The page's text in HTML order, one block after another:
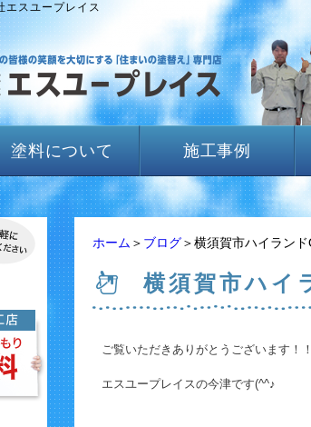
エスユープレイス
塗料について 施工事例
ホーム ＞ ブログ＞横須賀市ハイラン
横須賀市ハイ
ご覧いただきありがとうございます！！
エスユープレイスの今津です(^^♪